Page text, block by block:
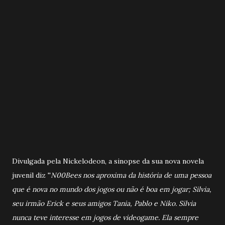
Divulgada pela Nickelodeon, a sinopse da sua nova novela
juvenil diz ''N00Bees nos aproxima da história de uma pessoa
que é nova no mundo dos jogos ou não é boa em jogar; Silvia,
seu irmão Erick e seus amigos Tania, Pablo e Niko. Silvia
nunca teve interesse em jogos de videogame. Ela sempre